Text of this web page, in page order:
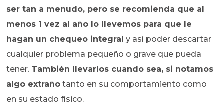
ser tan a menudo, pero se recomienda que al
menos 1 vez al año lo llevemos para que le
hagan un chequeo integral y así poder descartar
cualquier problema pequeño o grave que pueda
tener. También llevarlos cuando sea, si notamos
algo extraño tanto en su comportamiento como
en su estado físico.